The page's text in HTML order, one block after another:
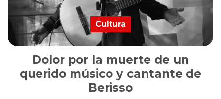
Dolor por la muerte de un
querido músico y cantante de
Berisso
Cultura